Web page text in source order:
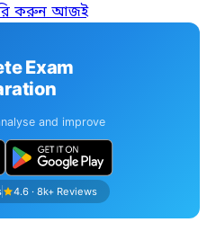
করুন আজই
Exam
and improve
4.6 · 8k+ Reviews